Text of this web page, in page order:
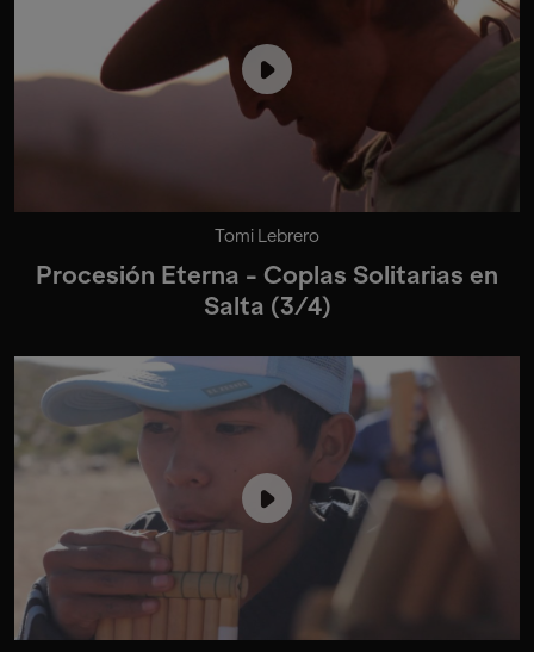
Tomi Lebrero
Procesión Eterna - Coplas Solitarias en
Salta (3/4)